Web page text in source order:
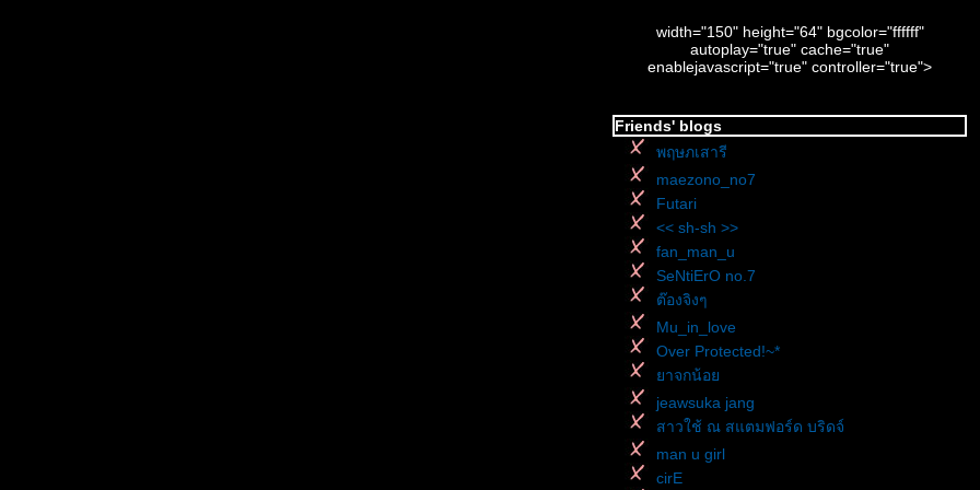
width="150" height="64" bgcolor="ffffff"
autoplay="true" cache="true"
enablejavascript="true" controller="true">
Friends' blogs
พฤษภเสารี
maezono_no7
Futari
<< sh-sh >>
fan_man_u
SeNtiErO no.7
ต๊องจิงๆ
Mu_in_love
Over Protected!~*
าจกน้อ
jeawsuka jang
สาวใช้ ณ สแตมฟอร์ด บริดจ์
man u girl
cirE